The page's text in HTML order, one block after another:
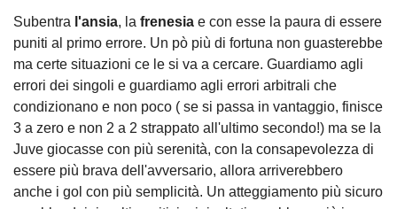
Subentra l'ansia, la frenesia e con esse la paura di essere
puniti al primo errore. Un pò più di fortuna non guasterebbe
ma certe situazioni ce le si va a cercare. Guardiamo agli
errori dei singoli e guardiamo agli errori arbitrali che
condizionano e non poco ( se si passa in vantaggio, finisce
3 a zero e non 2 a 2 strappato all'ultimo secondo!) ma se la
Juve giocasse con più serenità, con la consapevolezza di
essere più brava dell'avversario, allora arriverebbero
anche i gol con più semplicità. Un atteggiamento più sicuro